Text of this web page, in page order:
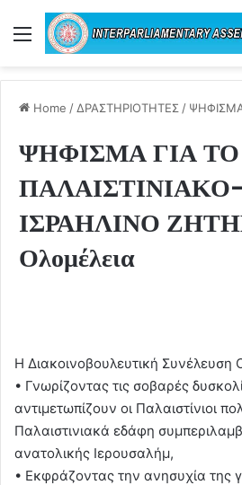
Menu
Home / ΔΡΑΣΤΗΡΙΟΤΗΤΕΣ /
ΨΗΦΙΣΜΑ ΓΙΑ ΤΟ
ΠΑΛΑΙΣΤΙΝΙΑΚΟ-
ΙΣΡΑΗΛΙΝΟ
Ολομέλεια
Η Διακοινοβουλευτική Συνέλευση
• Γνωρίζοντας τις σοβαρές
αντιμετωπίζουν οι Παλαιστίνιοι
Παλαιστινιακά εδάφη
ανατολικής Ιερουσαλήμ,
• Εκφράζοντας την ανησυχία της